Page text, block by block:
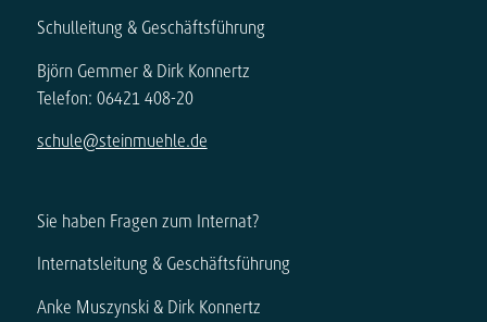
Schulleitung & Geschäftsführung
Björn Gemmer & Dirk Konnertz
Telefon: 06421 408-20
schule@steinmuehle.de
Sie haben Fragen zum Internat?
Internatsleitung & Geschäftsführung
Anke Muszynski & Dirk Konnertz